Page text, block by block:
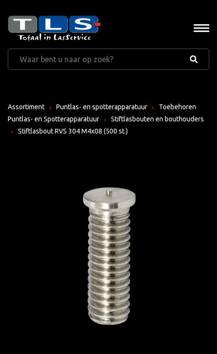
Assortiment Puntlas- en spotterapparatuur
Toebehoren
Puntlas- en Spotterapparatuur
Stiftlasbouten en bouthouders
Stiftlasbout RVS 304 M4x08 (500 st.)